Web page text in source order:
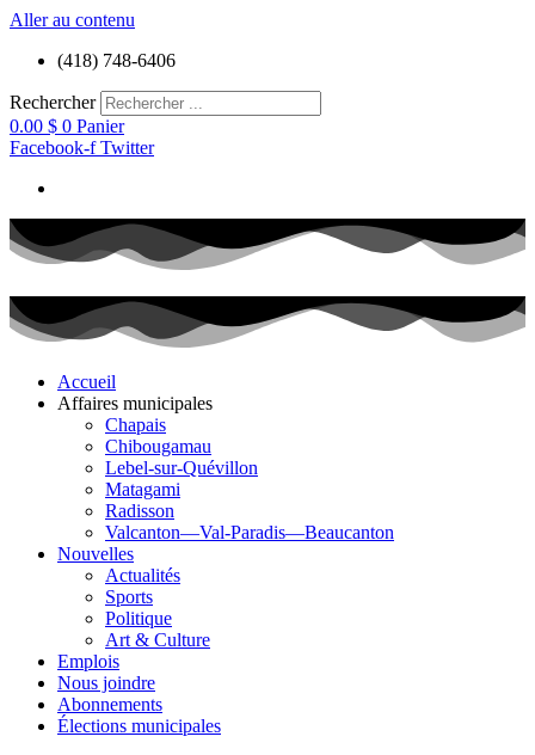
Aller au contenu
(418) 748-6406
Rechercher
0.00 $ 0 Panier
Facebook-f Twitter
Accueil
Affaires municipales
Chapais
Chibougamau
Lebel-sur-Quévillon
Matagami
Radisson
Valcanton—Val-Paradis—Beaucanton
Nouvelles
Actualités
Sports
Politique
Art & Culture
Emplois
Nous joindre
Abonnements
Élections municipales